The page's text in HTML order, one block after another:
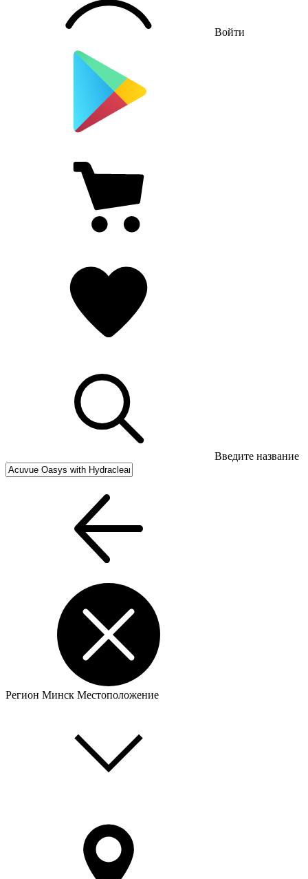
Войти
Введите название
Регион Минск Местоположение